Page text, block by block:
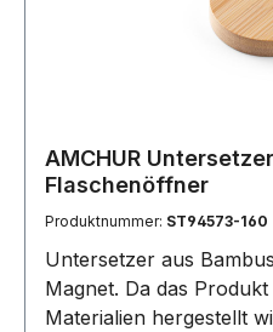
AMCHUR
Flaschenöffner
Produktnummer: ST94573-160
Untersetzer aus
Magnet. Da das
Materialien hergestellt